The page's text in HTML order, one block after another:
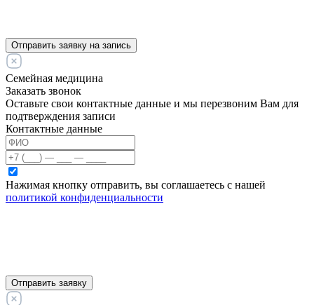
Отправить заявку на запись
Семейная медицина
Заказать звонок
Оставьте свои контактные данные и мы перезвоним Вам для
подтверждения записи
Контактные данные
Нажимая кнопку отправить, вы соглашаетесь с нашей
политикой конфиденциальности
Отправить заявку